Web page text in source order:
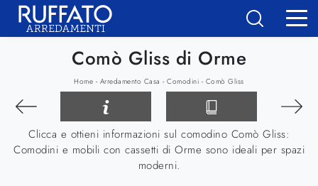
Comò Gliss di Orme
Home - Arredamento Casa -Comodini - Comò Gliss
Clicca e ottieni informazioni sul comodino Comò Gliss:
Comodini e mobili con cassetti di Orme sono ideali per spazi
moderni.